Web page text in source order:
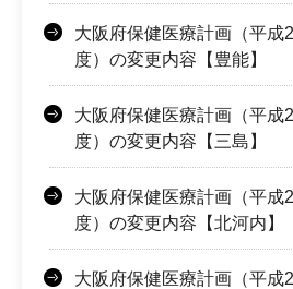
大阪府保健医療計画（平成
度）の変更内容【豊能】
大阪府保健医療計画（平成
度）の変更内容【三島】
大阪府保健医療計画（平成
度）の変更内容【北河内】
大阪府保健医療計画（平成